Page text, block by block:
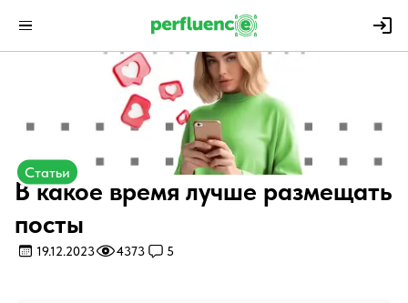
Статьи
В какое время лучше размещать
посты
19.12.2023 4373 5